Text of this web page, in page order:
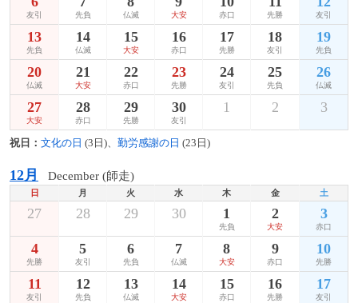
友引 先負 仏滅 大安 赤口 先勝 友引
13
先負
14
仏滅
15
大安
16
赤口
17
先勝
18
友引
19
先負
20
仏滅
21
大安
22
赤口
23
先勝
24
友引
25
先負
26
仏滅
27
大安
28
赤口
29
先勝
30
友引
1 2 3
祝日： 文化の日 (3日)、 勤労感謝の日 (23日)
12月 December (師走)
日 月 火 水 木 金 土
27 28 29 30 1
先負
2
大安
3
赤口
4
先勝
5
友引
6
先負
7
仏滅
8
大安
9
赤口
10
先勝
11
友引
12
先負
13
仏滅
14
大安
15
赤口
16
先勝
17
友引